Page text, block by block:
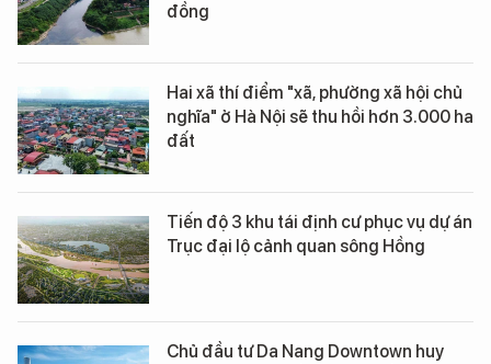
đồng
Hai xã thí điểm "xã, phường xã hội chủ
nghĩa" ở Hà Nội sẽ thu hồi hơn 3.000 ha
đất
Tiến độ 3 khu tái định cư phục vụ dự án
Trục đại lộ cảnh quan sông Hồng
Chủ đầu tư Da Nang Downtown huy